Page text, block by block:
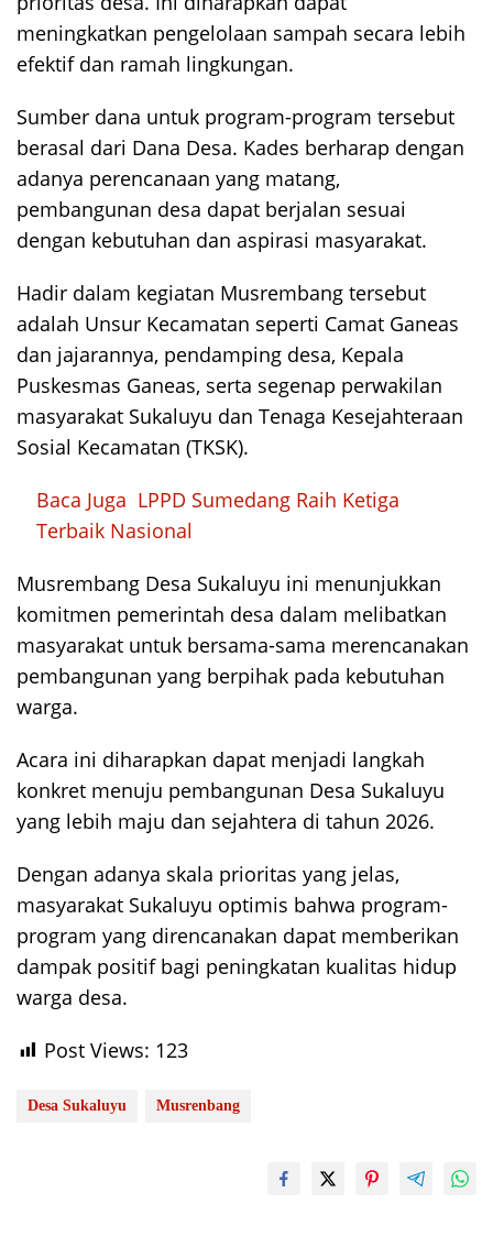
meningkatkan pengelolaan sampah secara lebih
efektif dan ramah lingkungan.
Sumber dana untuk program-program tersebut
berasal dari Dana Desa. Kades berharap dengan
adanya perencanaan yang matang,
pembangunan desa dapat berjalan sesuai
dengan kebutuhan dan aspirasi masyarakat.
Hadir dalam kegiatan Musrembang tersebut
adalah Unsur Kecamatan seperti Camat Ganeas
dan jajarannya, pendamping desa, Kepala
Puskesmas Ganeas, serta segenap perwakilan
masyarakat Sukaluyu dan Tenaga Kesejahteraan
Sosial Kecamatan (TKSK).
Baca Juga LPPD Sumedang Raih Ketiga
Terbaik Nasional
Musrembang Desa Sukaluyu ini menunjukkan
komitmen pemerintah desa dalam melibatkan
masyarakat untuk bersama-sama merencanakan
pembangunan yang berpihak pada kebutuhan
warga.
Acara ini diharapkan dapat menjadi langkah
konkret menuju pembangunan Desa Sukaluyu
yang lebih maju dan sejahtera di tahun 2026.
Dengan adanya skala prioritas yang jelas,
masyarakat Sukaluyu optimis bahwa program-
program yang direncanakan dapat memberikan
dampak positif bagi peningkatan kualitas hidup
warga desa.
Post Views: 123
Desa Sukaluyu Musrenbang